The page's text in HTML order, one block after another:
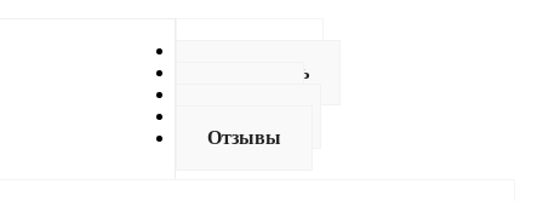
Как купить
Отзывы